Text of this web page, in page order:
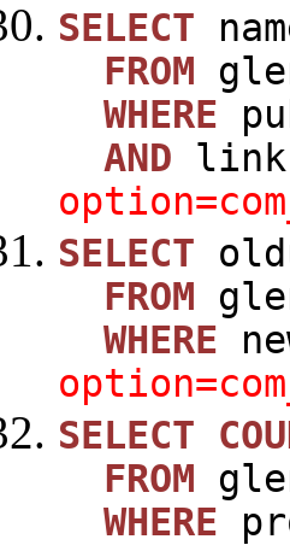
SELECT
FROM
WHERE
AND link
SELECT
FROM
WHERE
SELECT
FROM
WHERE